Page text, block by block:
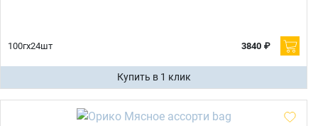
100гх24шт 3840 ₽
Купить в 1 клик